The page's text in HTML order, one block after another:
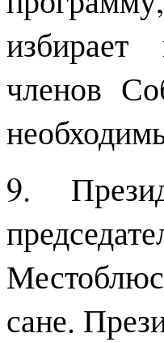
членов
9.
сане.